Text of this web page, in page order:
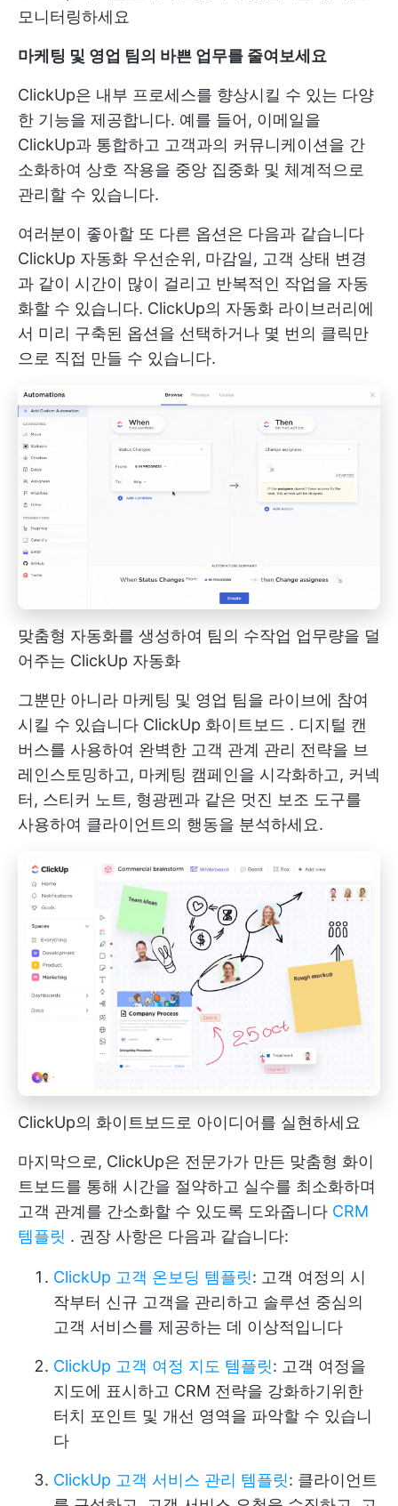
모니터링하세요
마케팅 및 영업 팀의 바쁜 업무를 줄여보세요
ClickUp은 내부 프로세스를 향상시킬 수 있는 다양
한 기능을 제공합니다. 예를 들어, 이메일을
ClickUp과 통합하고 고객과의 커뮤니케이션을 간
소화하여 상호 작용을 중앙 집중화 및 체계적으로
관리할 수 있습니다.
여러분이 좋아할 또 다른 옵션은 다음과 같습니다
ClickUp 자동화 우선순위, 마감일, 고객 상태 변경
과 같이 시간이 많이 걸리고 반복적인 작업을 자동
화할 수 있습니다. ClickUp의 자동화 라이브러리에
서 미리 구축된 옵션을 선택하거나 몇 번의 클릭만
으로 직접 만들 수 있습니다.
맞춤형 자동화를 생성하여 팀의 수작업 업무량을 덜
어주는 ClickUp 자동화
그뿐만 아니라 마케팅 및 영업 팀을 라이브에 참여
시킬 수 있습니다 ClickUp 화이트보드 . 디지털 캔
버스를 사용하여 완벽한 고객 관계 관리 전략을 브
레인스토밍하고, 마케팅 캠페인을 시각화하고, 커넥
터, 스티커 노트, 형광펜과 같은 멋진 보조 도구를
사용하여 클라이언트의 행동을 분석하세요.
ClickUp의 화이트보드로 아이디어를 실현하세요
마지막으로, ClickUp은 전문가가 만든 맞춤형 화이
트보드를 통해 시간을 절약하고 실수를 최소화하며
고객 관계를 간소화할 수 있도록 도와줍니다 CRM
템플릿 . 권장 사항은 다음과 같습니다:
ClickUp 고객 온보딩 템플릿: 고객 여정의 시
작부터 신규 고객을 관리하고 솔루션 중심의
고객 서비스를 제공하는 데 이상적입니다
ClickUp 고객 여정 지도 템플릿: 고객 여정을
지도에 표시하고 CRM 전략을 강화하기위한
터치 포인트 및 개선 영역을 파악할 수 있습니
다
ClickUp 고객 서비스 관리 템플릿: 클라이언트